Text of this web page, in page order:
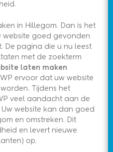
in Hillegom. Dan is het
website goed gevonden
De pagina die u nu leest
met de zoekterm
laten maken
ervoor dat uw website
Tijdens het
veel aandacht aan de
Uw website kan dan goed
en omstreken. Dit
en levert nieuwe
op.